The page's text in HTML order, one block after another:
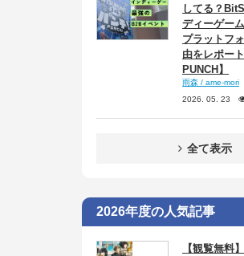
してる？
ディーゲー
プラットフ
由をレポー
PUNCH】
雨森 / ame-mori
2026. 05. 23
全て表示
2026年度の人気記事
【観覧無料